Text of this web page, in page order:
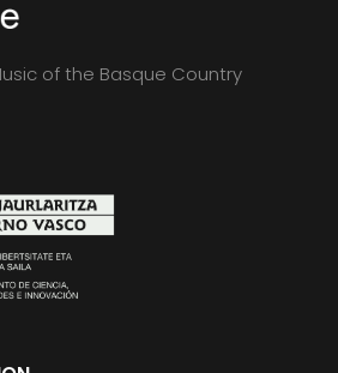
of the Basque Country